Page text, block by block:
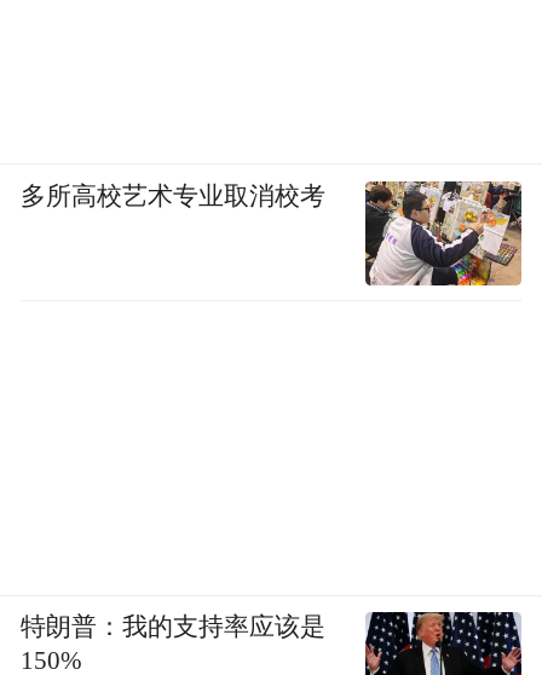
多所高校艺术专业取消校考
特朗普：我的支持率应该是
150%